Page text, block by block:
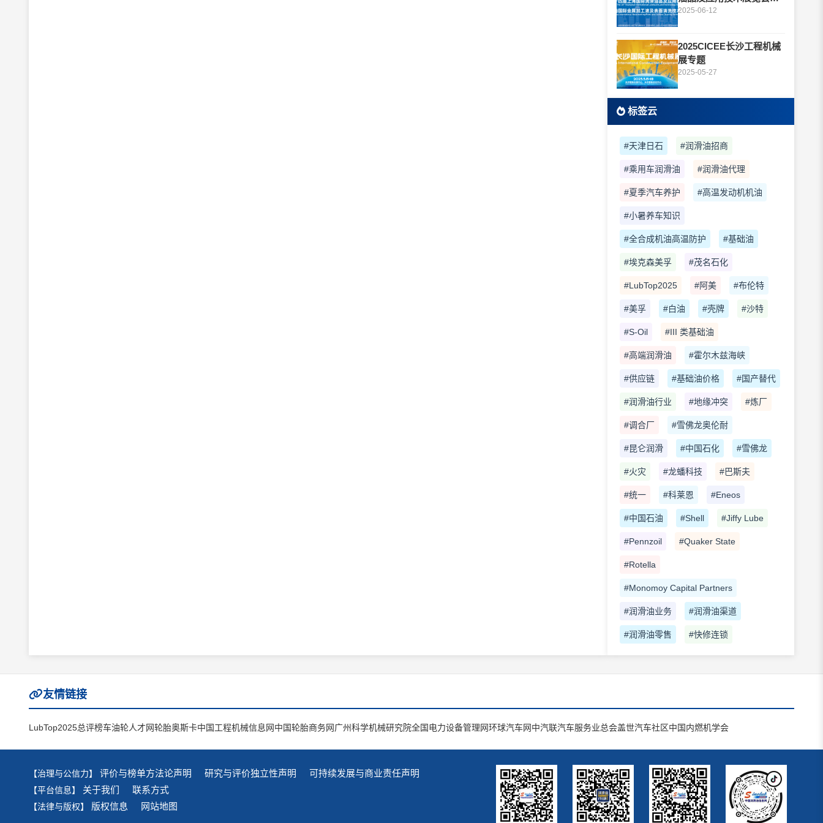
题
2025-06-12
2025CICEE长沙工程机械
展专题
2025-05-27
标签云
#天津日石 #润滑油招商
#乘用车润滑油 #润滑油代理
#夏季汽车养护 #高温发动机机油
#小暑养车知识
#全合成机油高温防护 #基础油
#埃克森美孚 #茂名石化
#LubTop2025 #阿美 #布伦特
#美孚 #白油 #壳牌 #沙特
#S-Oil #III 类基础油
#高端润滑油 #霍尔木兹海峡
#供应链 #基础油价格 #国产替代
#润滑油行业 #地缘冲突 #炼厂
#调合厂 #雪佛龙奥伦耐
#昆仑润滑 #中国石化 #雪佛龙
#火灾 #龙蟠科技 #巴斯夫
#统一 #科莱恩 #Eneos
#中国石油 #Shell #Jiffy Lube
#Pennzoil #Quaker State
#Rotella
#Monomoy Capital Partners
#润滑油业务 #润滑油渠道
#润滑油零售 #快修连锁
友情链接
LubTop2025总评榜车油轮人才网轮胎奥斯卡中国工程机械信息网中国轮胎商务网广州科学机械研究院全国电力设备管理网环球汽车网中汽联汽车服务业总会盖世汽车社区中国内燃机学会
【治理与公信力】 评价与榜单方法论声明 研究与评价独立性声明 可持续发展与商业责任声明
【平台信息】 关于我们 联系方式
【法律与版权】 版权信息 网站地图